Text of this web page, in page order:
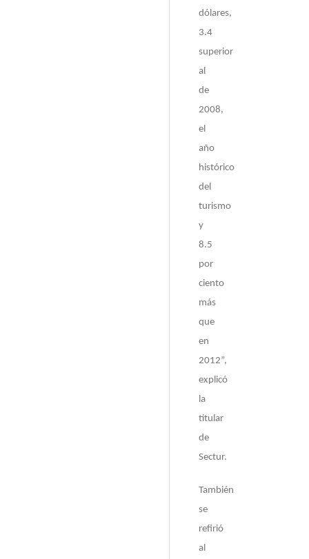
dólares,
3.4
superior
al
de
2008,
el
año
histórico
del
turismo
y
8.5
por
ciento
más
que
en
2012”,
explicó
la
titular
de
Sectur.
También
se
refirió
al